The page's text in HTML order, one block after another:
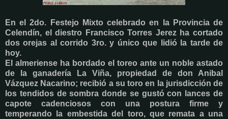
En el 2do. Festejo Mixto celebrado en la Provincia de
Celendín, el diestro
Francisco Torres Jerez ha cortado
dos orejas al corrido 3ro. y único que lidió la tarde de
hoy.
El almeriense ha bordado el toreo ante un noble astado
de la ganadería La Viña, propiedad de don Anibal
Vázquez Nacarino; recibió a su toro en la jurisdicción de
los tendidos de sombra donde se gustó con lances de
capote cadenciosos con una postura firme y
temperando la embestida del toro, que remata a una